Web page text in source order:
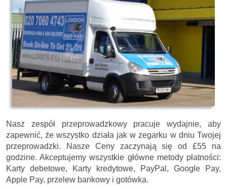
Nasz zespół przeprowadzkowy pracuje wydajnie, aby
zapewnić, że wszystko działa jak w zegarku w dniu Twojej
przeprowadzki. Nasze Ceny zaczynają się od £55 na
godzine. Akceptujemy wszystkie główne metody płatności:
Karty debetowe, Karty kredytowe, PayPal, Google Pay,
Apple Pay, przelew bankowy i gotówka.